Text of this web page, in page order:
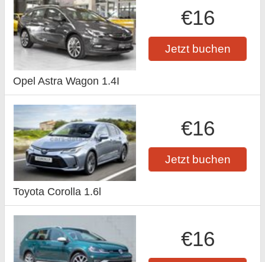
€16
Jetzt buchen
Opel Astra Wagon 1.4I
€16
Jetzt buchen
Toyota Corolla 1.6l
€16